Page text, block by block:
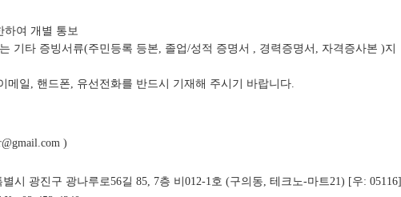
하여 개별 통보
기타 증빙서류(주민등록 등본, 졸업/성적 증명서 , 경력증명서, 자격증사본 )지
메일, 핸드폰, 유선전화를 반드시 기재해 주시기 바랍니다.
)
시 광진구 광나루로56길 85, 7층 비012-1호 (구의동, 테크노-마트21) [우: 05116]